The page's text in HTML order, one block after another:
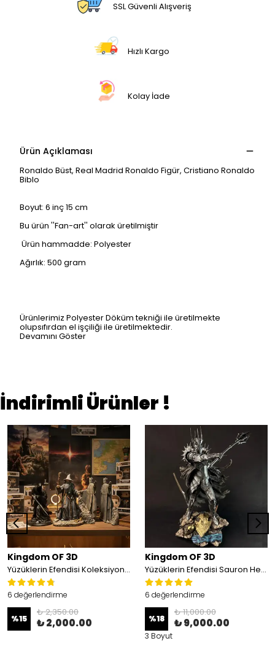
SSL Güvenli Alışveriş
Hızlı Kargo
Kolay İade
Ürün Açıklaması
Ronaldo Büst, Real Madrid Ronaldo Figür, Cristiano Ronaldo
Biblo
Boyut: 6 inç 15 cm
Bu ürün ''Fan-art'' olarak üretilmiştir
Ürün hammadde: Polyester
Ağırlık: 500 gram
Ürünlerimiz Polyester Döküm tekniği ile üretilmekte
olupsıfırdan el işçiliği ile üretilmektedir.
Devamını Göster
İndirimli Ürünler !
Kingdom OF 3D
Yüzüklerin Efendisi Koleksiyon Seti, 3'lü Set(Argonath Heykelleri, Nazgul, Gandalf)
6 değerlendirme
%15
₺ 2,350.00
₺ 2,000.00
Kingdom OF 3D
Yüzüklerin Efendisi Sauron Heykeli
6 değerlendirme
%18
₺ 11,000.00
₺ 9,000.00
3 Boyut